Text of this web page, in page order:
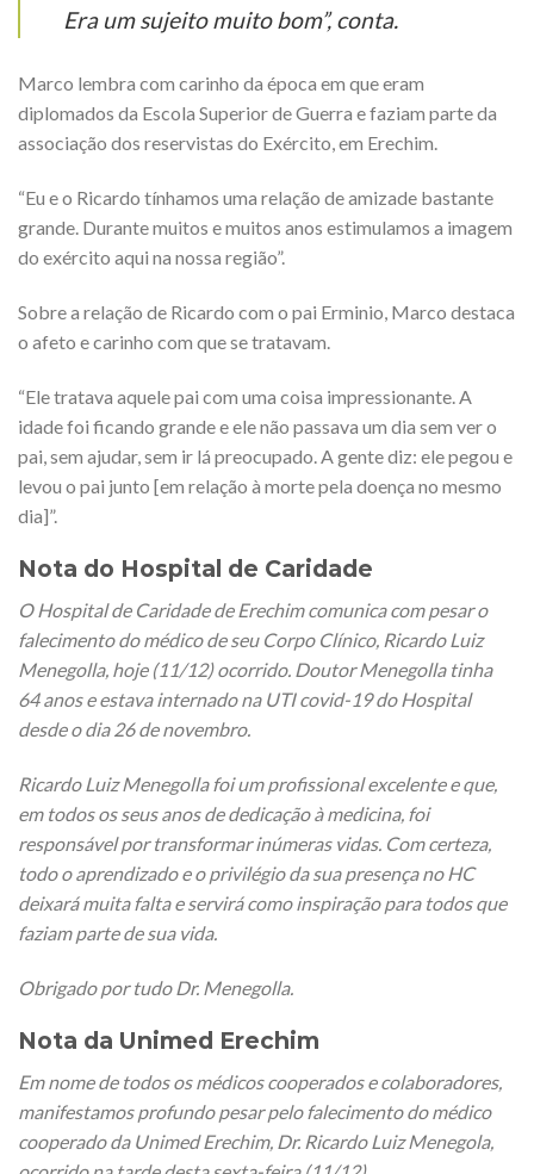
Era um sujeito muito bom”, conta.
Marco lembra com carinho da época em que eram
diplomados da Escola Superior de Guerra e faziam parte da
associação dos reservistas do Exército, em Erechim.
“Eu e o Ricardo tínhamos uma relação de amizade bastante
grande. Durante muitos e muitos anos estimulamos a imagem
do exército aqui na nossa região”.
Sobre a relação de Ricardo com o pai Erminio, Marco destaca
o afeto e carinho com que se tratavam.
“Ele tratava aquele pai com uma coisa impressionante. A
idade foi ficando grande e ele não passava um dia sem ver o
pai, sem ajudar, sem ir lá preocupado. A gente diz: ele pegou e
levou o pai junto [em relação à morte pela doença no mesmo
dia]”.
Nota do Hospital de Caridade
O Hospital de Caridade de Erechim comunica com pesar o
falecimento do médico de seu Corpo Clínico, Ricardo Luiz
Menegolla, hoje (11/12) ocorrido. Doutor Menegolla tinha
64 anos e estava internado na UTI covid-19 do Hospital
desde o dia 26 de novembro.
Ricardo Luiz Menegolla foi um profissional excelente e que,
em todos os seus anos de dedicação à medicina, foi
responsável por transformar inúmeras vidas. Com certeza,
todo o aprendizado e o privilégio da sua presença no HC
deixará muita falta e servirá como inspiração para todos que
faziam parte de sua vida.
Obrigado por tudo Dr. Menegolla.
Nota da Unimed Erechim
Em nome de todos os médicos cooperados e colaboradores,
manifestamos profundo pesar pelo falecimento do médico
cooperado da Unimed Erechim, Dr. Ricardo Luiz Menegola,